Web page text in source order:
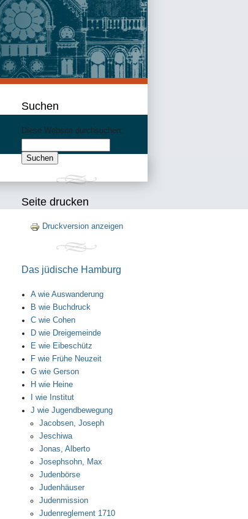
Suchen
Diese Website durchsuchen:
Seite drucken
Druckversion anzeigen
Das jüdische Hamburg
A wie Auswanderung
B wie Buchdruck
C wie Cohen
D wie Dreigemeinde
E wie Eibeschütz
F wie Frühe Neuzeit
G wie Gerson
H wie Heine
I wie Institut
J wie Jugendbewegung
Jacobsen, Joseph
Jeschiwa
Jonas, Alberto
Josephsohn, Max
Judenbörse
Judenhäuser
Judenmission
Judenreglement 1710